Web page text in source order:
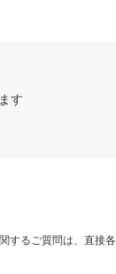
す
るご質問は、直接